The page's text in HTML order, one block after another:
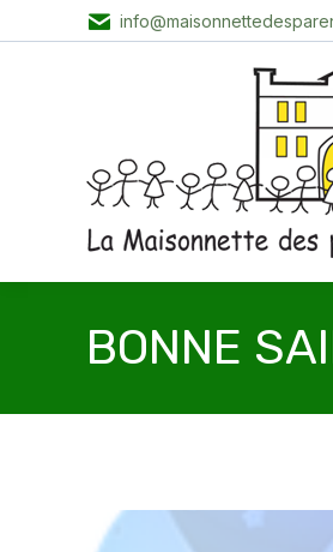
BONNE